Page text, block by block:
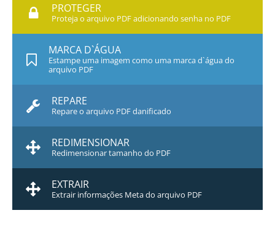
PROTEGER
Proteja o arquivo PDF adicionando senha no PDF
MARCA D`ÁGUA
Estampe uma imagem como uma marca d`água do
arquivo PDF
REPARE
Repare o arquivo PDF danificado
REDIMENSIONAR
Redimensionar tamanho do PDF
EXTRAIR
Extrair informações Meta do arquivo PDF